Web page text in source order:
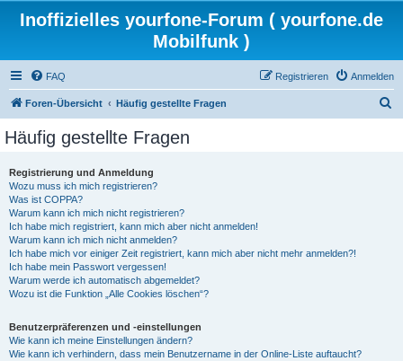
Inoffizielles yourfone-Forum ( yourfone.de
Mobilfunk )
FAQ Anmelden
Registrieren
Foren-Übersicht Häufig gestellte Fragen
Häufig gestellte Fragen
Registrierung und Anmeldung
Wozu muss ich mich registrieren?
Was ist COPPA?
Warum kann ich mich nicht registrieren?
Ich habe mich registriert, kann mich aber nicht anmelden!
Warum kann ich mich nicht anmelden?
Ich habe mich vor einiger Zeit registriert, kann mich aber nicht mehr anmelden?!
Ich habe mein Passwort vergessen!
Warum werde ich automatisch abgemeldet?
Wozu ist die Funktion „Alle Cookies löschen“?
Benutzerpräferenzen und -einstellungen
Wie kann ich meine Einstellungen ändern?
Wie kann ich verhindern, dass mein Benutzername in der Online-Liste auftaucht?